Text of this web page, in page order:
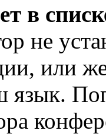
в
не
или
язык.